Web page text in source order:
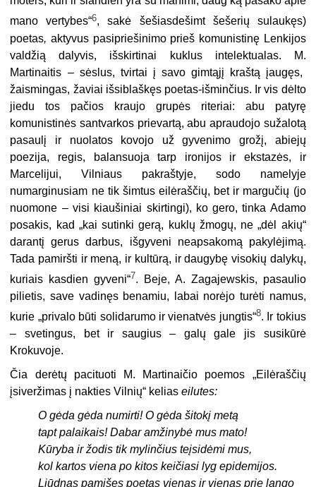
mano vertybes“6, sakė šešiasdešimt šešerių sulaukęs)
poetas,aktyvus pasipriešinimo prieš komunistinę Lenkijos
valdžią dalyvis, išskirtinai kuklus intelektualas.
M.
Martinaitis – sėslus, tvirtai į savo gimtąjį kraštą įaugęs,
žaismingas, žaviai išsiblaškęspoetas-išminčius. Ir vis dėlto
jiedu tos pačios kraujo grupės riteriai: abu patyrę
komunistinės santvarkos prievartą, abu apraudojo sužalotą
pasaulį ir nuolatos kovojo už gyvenimo grožį, abiejų
poezija, regis, balansuoja tarp ironijos ir ekstazės, ir
Marcelijui,Vilniaus pakraštyje, sodo namelyje
numarginusiam ne tik šimtus eilėraščių, bet ir margučių (jo
nuomone – visi kiaušiniai skirtingi), ko gero, tinka Adamo
posakis, kad „kai sutinki gerą, kuklų žmogų, ne „dėl akių“
darantį gerus darbus, išgyveni neapsakomą pakylėjimą.
Tada pamiršti ir meną, ir kultūrą, ir daugybę visokių dalykų,
kuriais kasdien gyveni“7. Beje, A. Zagajewskis, pasaulio
pilietis, save vadinęs benamiu, labai norėjo turėti namus,
kurie „privalo būti solidarumo ir vienatvės jungtis“8. Ir tokius
– svetingus, bet ir saugius – galų gale jis susikūrė
Krokuvoje.
Čia derėtų pacituoti M. Martinaičio poemos „Eilėraščių
įsiveržimas į nakties Vilnių“ kelias eilutes:
O gėda gėda numirti! O gėda šitokį metą
tapt palaikais! Dabar amžinybė mus mato!
Kūryba ir žodis tik mylinčius teįsidėmi mus,
kol kartos viena po kitos keičiasi lyg epidemijos.
Liūdnas pamišęs poetas vienas ir vienas prie lango